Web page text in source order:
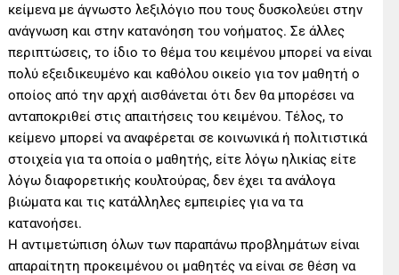
κείμενα με άγνωστο λεξιλόγιο που τους δυσκολεύει στην
ανάγνωση και στην κατανόηση του νοήματος. Σε άλλες
περιπτώσεις, το ίδιο το θέμα του κειμένου μπορεί να είναι
πολύ εξειδικευμένο και καθόλου οικείο για τον μαθητή ο
οποίος από την αρχή αισθάνεται ότι δεν θα μπορέσει να
ανταποκριθεί στις απαιτήσεις του κειμένου. Τέλος, το
κείμενο μπορεί να αναφέρεται σε κοινωνικά ή πολιτιστικά
στοιχεία για τα οποία ο μαθητής, είτε λόγω ηλικίας είτε
λόγω διαφορετικής κουλτούρας, δεν έχει τα ανάλογα
βιώματα και τις κατάλληλες εμπειρίες για να τα
κατανοήσει.
Η αντιμετώπιση όλων των παραπάνω προβλημάτων είναι
απαραίτητη προκειμένου οι μαθητές να είναι σε θέση να